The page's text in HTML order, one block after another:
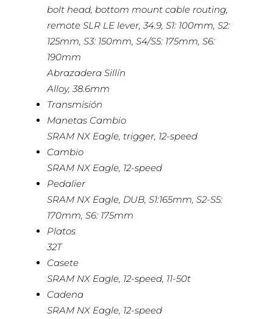
bolt head, bottom mount cable routing,
remote SLR LE lever, 34.9, S1: 100mm, S2:
125mm, S3: 150mm, S4/S5: 175mm, S6:
190mm
Abrazadera Sillín
Alloy, 38.6mm
Transmisión
Manetas Cambio
SRAM NX Eagle, trigger, 12-speed
Cambio
SRAM NX Eagle, 12-speed
Pedalier
SRAM NX Eagle, DUB, S1:165mm, S2-S5:
170mm, S6: 175mm
Platos
32T
Casete
SRAM NX Eagle, 12-speed, 11-50t
Cadena
SRAM NX Eagle, 12-speed